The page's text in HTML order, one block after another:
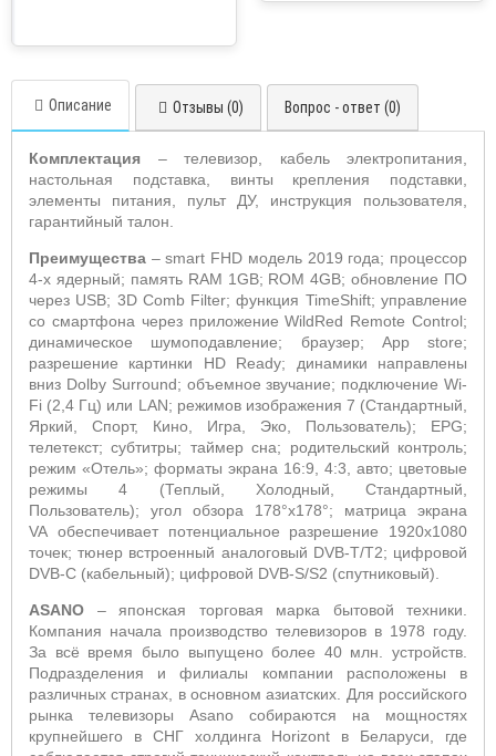
Описание Отзывы (0) Вопрос - ответ (0)
Комплектация – телевизор, кабель электропитания,
настольная подставка, винты крепления подставки,
элементы питания, пульт ДУ, инструкция пользователя,
гарантийный талон.
Преимущества –smart FHD модель 2019 года; процессор
4-х ядерный; память RAM 1GB; ROM 4GB; обновление ПО
через USB; 3D Comb Filter; функция TimeShift; управление
со смартфона через приложениеWildRed Remote Control;
динамическое шумоподавление; браузер; App store;
разрешение картинки HD Ready; динамики направлены
вниз Dolby Surround; объемное звучание; подключениеWi-
Fi (2,4 Гц) или LAN; режимов изображения 7 (Стандартный,
Яркий, Спорт, Кино, Игра, Эко, Пользователь); EPG;
телетекст; субтитры; таймер сна; родительский контроль;
режим «Отель»; форматы экрана 16:9, 4:3, авто; цветовые
режимы 4 (Теплый, Холодный, Стандартный,
Пользователь); угол обзора 178°х178°; матрица экрана
VA обеспечивает потенциальное разрешение 1920x1080
точек; тюнер встроенный аналоговый DVB-T/T2; цифровой
DVB-C (кабельный); цифровой DVB-S/S2 (спутниковый).
ASANO – японская торговая марка бытовой техники.
Компания начала производство телевизоров в 1978 году.
За всё время было выпущено более 40 млн. устройств.
Подразделения и филиалы компании расположены в
различных странах, в основном азиатских. Для российского
рынка телевизоры Asano собираются на мощностях
крупнейшего в СНГ холдинга Horizont в Беларуси, где